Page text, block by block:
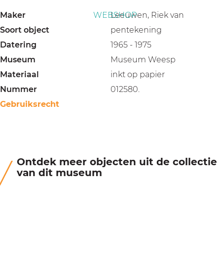
WEBSHOP
Maker
Leeuwen, Riek van
Soort object
pentekening
Datering
1965 - 1975
Museum
Museum Weesp
Materiaal
inkt op papier
Nummer
012580.
Gebruiksrecht
Ontdek meer objecten uit de collectie
van dit museum